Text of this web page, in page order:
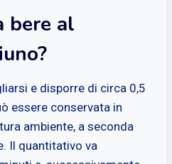
bere al
e disporre di circa 0,5
essere conservata in
ambiente, a seconda
Il quantitativo va